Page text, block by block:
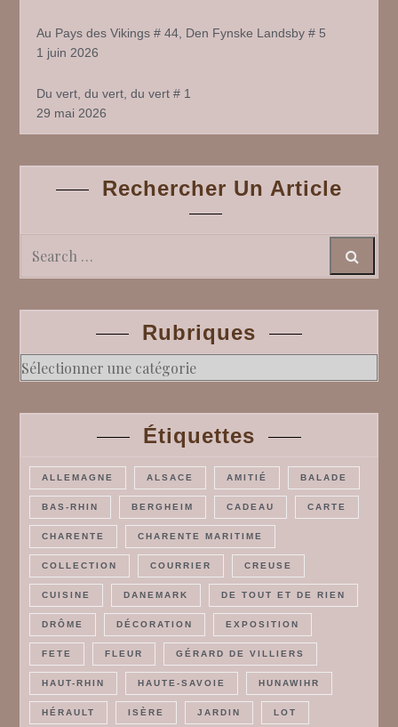
Au Pays des Vikings # 44, Den Fynske Landsby # 5
1 juin 2026
Du vert, du vert, du vert # 1
29 mai 2026
Rechercher Un Article
Rubriques
Rubriques
Étiquettes
ALLEMAGNE ALSACE AMITIÉ BALADE
BAS-RHIN BERGHEIM CADEAU CARTE
CHARENTE CHARENTE MARITIME
COLLECTION COURRIER CREUSE
CUISINE DANEMARK DE TOUT ET DE RIEN
DRÔME DÉCORATION EXPOSITION
FETE FLEUR GÉRARD DE VILLIERS
HAUT-RHIN HAUTE-SAVOIE HUNAWIHR
HÉRAULT ISÈRE JARDIN LOT